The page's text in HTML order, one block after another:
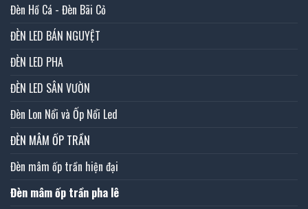
Đèn Hồ Cá - Đèn Bãi Cỏ
ĐÈN LED BÁN NGUYỆT
ĐÈN LED PHA
ĐÈN LED SÂN VƯỜN
Đèn Lon Nổi và Ốp Nổi Led
ĐÈN MÂM ỐP TRẦN
Đèn mâm ốp trần hiện đại
Đèn mâm ốp trần pha lê